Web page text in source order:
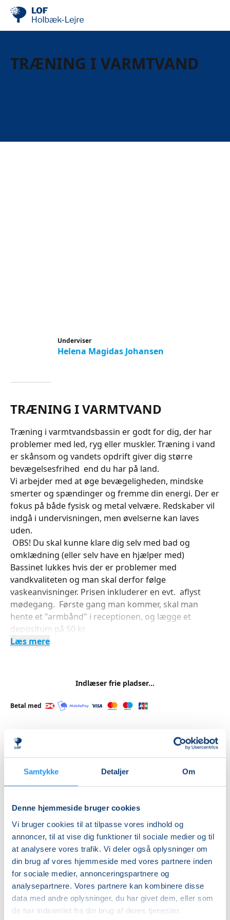
Samtykke Detaljer Om
Denne hjemmeside bruger cookies
Vi bruger cookies til at tilpasse vores indhold og
annoncer, til at vise dig funktioner til sociale medier og til
at analysere vores trafik. Vi deler også oplysninger om
din brug af vores hjemmeside med vores partnere inden
for sociale medier, annonceringspartnere og
analysepartnere. Vores partnere kan kombinere disse
data med andre oplysninger, du har givet dem, eller som
de har indsamlet fra din brug af deres tjenester.
TRÆNING I VARMTVAND
Underviser
Helena Magidas Johansen
TRÆNING I VARMTVAND
Træning i varmtvandsbassin er godt for dig, der har
problemer med led, ryg eller muskler. Træning i vand
er skånsom og vandets opdrift giver dig større
bevægelsesfrihed end du har på land.
Vi arbejder med at øge bevægeligheden, mindske
smerter og spændinger og fremme din energi. Der er
fokus på både fysisk og metal velvære. Redskaber vil
indgå i undervisningen, men øvelserne kan laves
uden.
OBS! Du skal kunne klare dig selv med bad og
omklædning (eller selv have en hjælper med)
Bassinet lukkes hvis der er problemer med
vandkvaliteten og man skal derfor følge
vaskeanvisninger. Prisen inkluderer en evt. aflyst
mødegang. Første gang man kommer, skal man
hente et "armbånd" i receptionen, og lægge et
depositum på 50 kr.
Læs mere
Indlæser frie pladser...
Betal med
Priser
Hensyntagende
undervisning
DKK 880,00
Info
Nummer
462290
Første mødegang
tirsdag 25.08.2026, kl. 12.55 - 13.40